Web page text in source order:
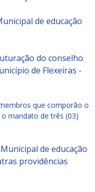
de educação
do conselho
de Flexeiras -
que comporão o
mandato de três (03)
de educação
providências